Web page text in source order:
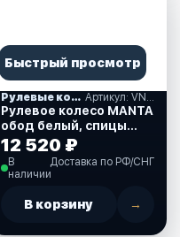
Быстрый просмотр
Рулевые колеса, спиннеры
Рулевое колесо MANTA
обод белый, спицы
серебряные, д. 355 мм.
(VN70551-08)
12 520 ₽
В
наличии
Доставка по РФ/СНГ
В корзину →